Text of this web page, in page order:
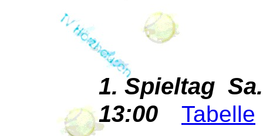
1. Spieltag
13:00
Tabelle